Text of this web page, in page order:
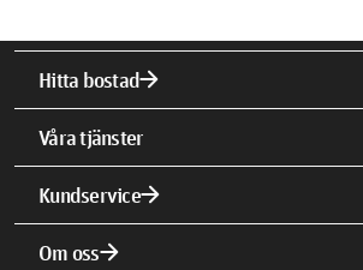
Hitta bostadarrow_forward
Våra tjänster
Kundservicearrow_forward
Om ossarrow_forward